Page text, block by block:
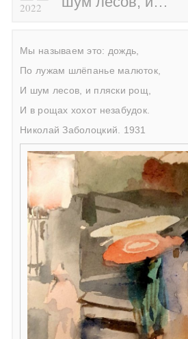
2022
Мы называем это: дождь,
По лужам шлёпанье малюток,
И шум лесов, и пляски рощ,
И в рощах хохот незабудок.
Николай Заболоцкий. 1931